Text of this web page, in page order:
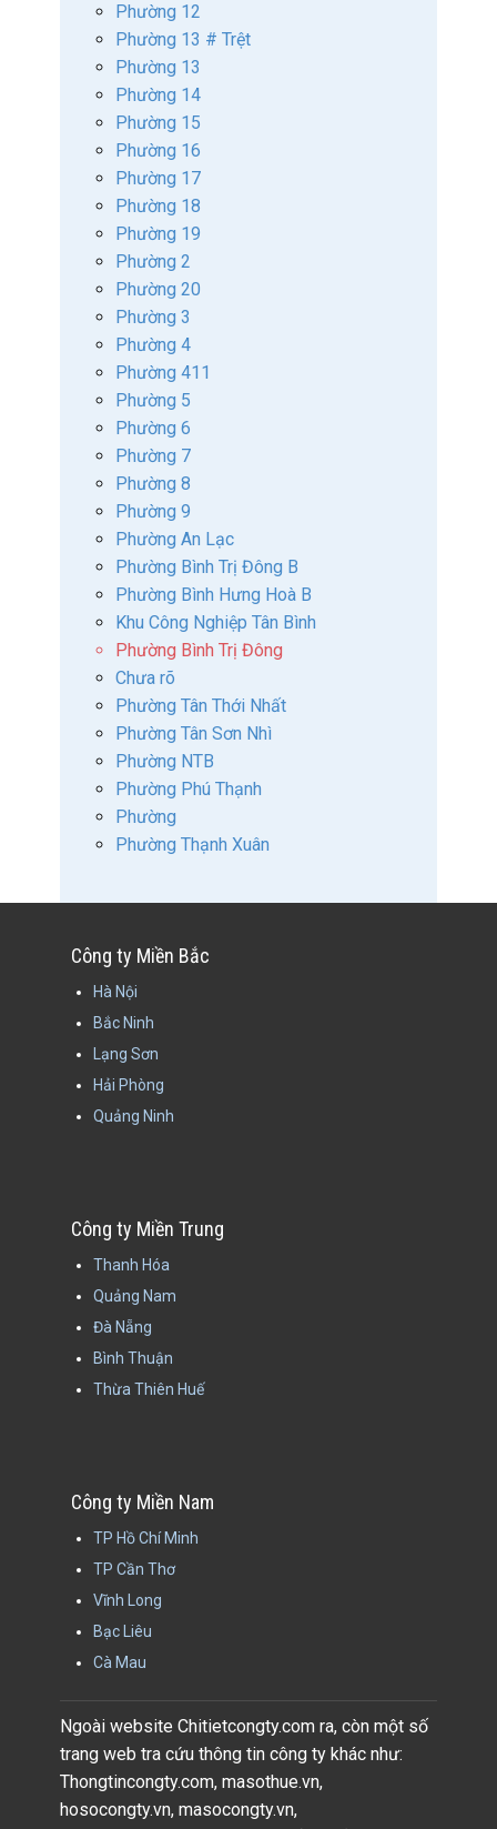
Phường 12
Phường 13 # Trệt
Phường 13
Phường 14
Phường 15
Phường 16
Phường 17
Phường 18
Phường 19
Phường 2
Phường 20
Phường 3
Phường 4
Phường 411
Phường 5
Phường 6
Phường 7
Phường 8
Phường 9
Phường An Lạc
Phường Bình Trị Đông B
Phường Bình Hưng Hoà B
Khu Công Nghiệp Tân Bình
Phường Bình Trị Đông
Chưa rõ
Phường Tân Thới Nhất
Phường Tân Sơn Nhì
Phường NTB
Phường Phú Thạnh
Phường
Phường Thạnh Xuân
Công ty Miền Bắc
Hà Nội
Bắc Ninh
Lạng Sơn
Hải Phòng
Quảng Ninh
Công ty Miền Trung
Thanh Hóa
Quảng Nam
Đà Nẵng
Bình Thuận
Thừa Thiên Huế
Công ty Miền Nam
TP Hồ Chí Minh
TP Cần Thơ
Vĩnh Long
Bạc Liêu
Cà Mau
Ngoài website Chitietcongty.com ra, còn một số
trang web tra cứu thông tin công ty khác như:
Thongtincongty.com, masothue.vn,
hosocongty.vn, masocongty.vn,